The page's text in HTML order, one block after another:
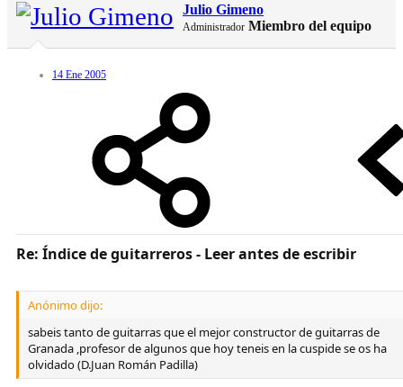
Julio Gimeno
Administrador Miembro del equipo
14 Ene 2005
Re: Índice de guitarreros - Leer antes de escribir
Anónimo dijo:
sabeis tanto de guitarras que el mejor constructor de guitarras de
Granada ,profesor de algunos que hoy teneis en la cuspide se os ha
olvidado (D.Juan Román Padilla)